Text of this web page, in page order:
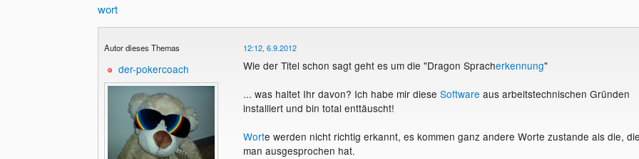
wort
Autor dieses Themas
der-pokercoach
12:12, 6.9.2012
Wie der Titel schon sagt geht es um die "Dragon Spracherkennung"
... was haltet Ihr davon? Ich habe mir diese Software aus arbeitstechnischen Gründen
installiert und bin total enttäuscht!
Worte werden nicht richtig erkannt, es kommen ganz andere Worte zustande als die,
man ausgesprochen hat.